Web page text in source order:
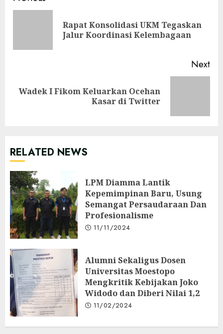
ReadingRapat Konsolidasi UKM Tegaskan
Jalur Koordinasi Kelembagaan
Next
Next
Wadek I Fikom Keluarkan Ocehan
Kasar di Twitter
RELATED NEWS
LPM Diamma Lantik
Kepemimpinan Baru, Usung
Semangat Persaudaraan Dan
Profesionalisme
11/11/2024
Alumni Sekaligus Dosen
Universitas Moestopo
Mengkritik Kebijakan Joko
Widodo dan Diberi Nilai 1,2
11/02/2024